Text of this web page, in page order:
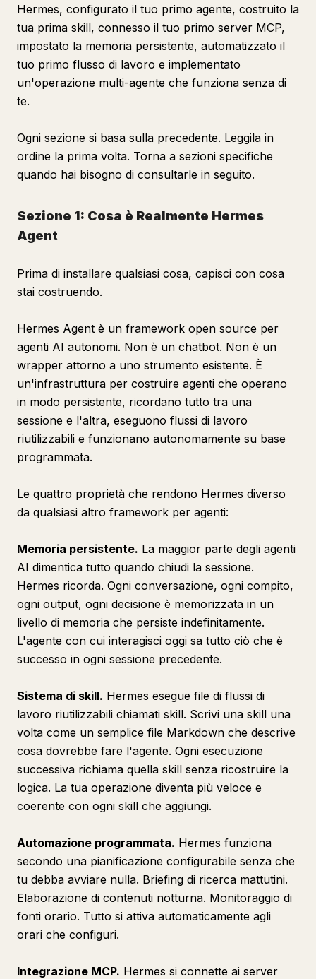
Processo
Processo
Processo
Quality Gate
Sezione 13: Misurare e migliorare la tua operazione
weekly-review
Output
Sezione 14: Il piano di costruzione in 90 giorni
La realtà della crescita esponenziale
Hermes, configurato il tuo primo agente, costruito la
tua prima skill, connesso il tuo primo server MCP,
impostato la memoria persistente, automatizzato il
tuo primo flusso di lavoro e implementato
un'operazione multi-agente che funziona senza di
te.
Ogni sezione si basa sulla precedente. Leggila in
ordine la prima volta. Torna a sezioni specifiche
quando hai bisogno di consultarle in seguito.
Sezione 1: Cosa è Realmente Hermes
Agent
Prima di installare qualsiasi cosa, capisci con cosa
stai costruendo.
Hermes Agent è un framework open source per
agenti AI autonomi. Non è un chatbot. Non è un
wrapper attorno a uno strumento esistente. È
un'infrastruttura per costruire agenti che operano
in modo persistente, ricordano tutto tra una
sessione e l'altra, eseguono flussi di lavoro
riutilizzabili e funzionano autonomamente su base
programmata.
Le quattro proprietà che rendono Hermes diverso
da qualsiasi altro framework per agenti:
Memoria persistente. La maggior parte degli agenti
AI dimentica tutto quando chiudi la sessione.
Hermes ricorda. Ogni conversazione, ogni compito,
ogni output, ogni decisione è memorizzata in un
livello di memoria che persiste indefinitamente.
L'agente con cui interagisci oggi sa tutto ciò che è
successo in ogni sessione precedente.
Sistema di skill. Hermes esegue file di flussi di
lavoro riutilizzabili chiamati skill. Scrivi una skill una
volta come un semplice file Markdown che descrive
cosa dovrebbe fare l'agente. Ogni esecuzione
successiva richiama quella skill senza ricostruire la
logica. La tua operazione diventa più veloce e
coerente con ogni skill che aggiungi.
Automazione programmata. Hermes funziona
secondo una pianificazione configurabile senza che
tu debba avviare nulla. Briefing di ricerca mattutini.
Elaborazione di contenuti notturna. Monitoraggio di
fonti orario. Tutto si attiva automaticamente agli
orari che configuri.
Integrazione MCP. Hermes si connette ai server